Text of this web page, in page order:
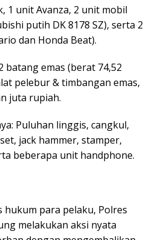
1 unit Avanza, 2 unit mobil
putih DK 8178 SZ), serta 2
dan Honda Beat).
batang emas (berat 74,52
pelebur & timbangan emas,
juta rupiah.
Puluhan linggis, cangkul,
jack hammer, stamper,
beberapa unit handphone.
hukum para pelaku, Polres
melakukan aksi nyata